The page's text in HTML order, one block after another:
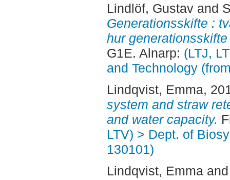
Lindlöf, Gustavand
Generationsskifte :
hur
G1E. Alnarp: (LTJ,
and Technology
Lindqvist, Emma,
system and straw
and water capacity.
LTV) > Dept. of
130101)
Lindqvist, Emma